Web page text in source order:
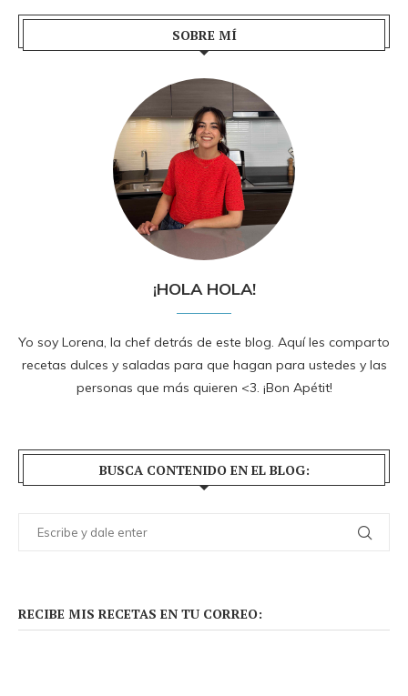
SOBRE MÍ
¡HOLA HOLA!
Yo soy Lorena, la chef detrás de este blog. Aquí les comparto
recetas dulces y saladas para que hagan para ustedes y las
personas que más quieren <3. ¡Bon Apétit!
BUSCA CONTENIDO EN EL BLOG:
RECIBE MIS RECETAS EN TU CORREO: